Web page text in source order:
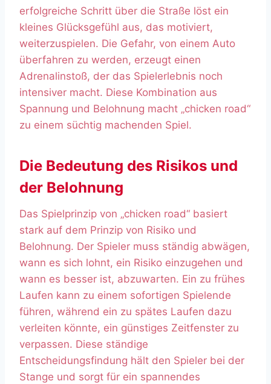
erfolgreiche Schritt über die Straße löst ein
kleines Glücksgefühl aus, das motiviert,
weiterzuspielen. Die Gefahr, von einem Auto
überfahren zu werden, erzeugt einen
Adrenalinstoß, der das Spielerlebnis noch
intensiver macht. Diese Kombination aus
Spannung und Belohnung macht „chicken road“
zu einem süchtig machenden Spiel.
Die Bedeutung des Risikos und
der Belohnung
Das Spielprinzip von „chicken road“ basiert
stark auf dem Prinzip von Risiko und
Belohnung. Der Spieler muss ständig abwägen,
wann es sich lohnt, ein Risiko einzugehen und
wann es besser ist, abzuwarten. Ein zu frühes
Laufen kann zu einem sofortigen Spielende
führen, während ein zu spätes Laufen dazu
verleiten könnte, ein günstiges Zeitfenster zu
verpassen. Diese ständige
Entscheidungsfindung hält den Spieler bei der
Stange und sorgt für ein spannendes